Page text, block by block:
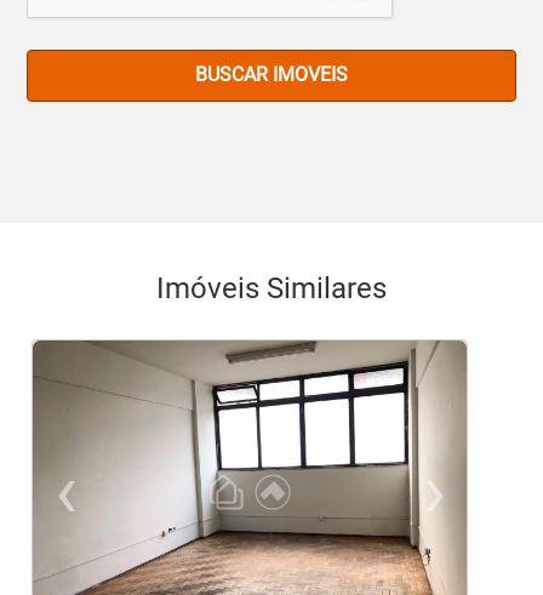
BUSCAR IMOVEIS
Imóveis Similares
‹
Previous
›